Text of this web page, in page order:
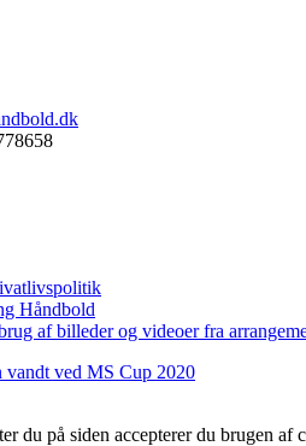
Håndbold
af billeder og videoer fra
vandt ved MS Cup 2020
du på siden accepterer du brugen af